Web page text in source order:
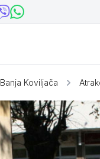
Srbija
Beograd
Banja Koviljača